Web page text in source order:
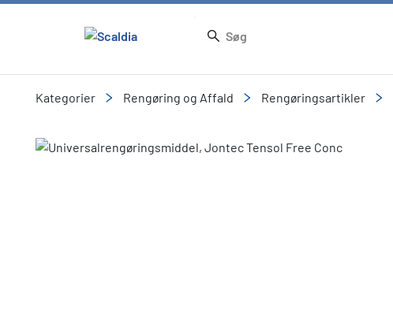
Kategorier Rengøring og Affald Rengøringsartikler
Slide 1 of 1